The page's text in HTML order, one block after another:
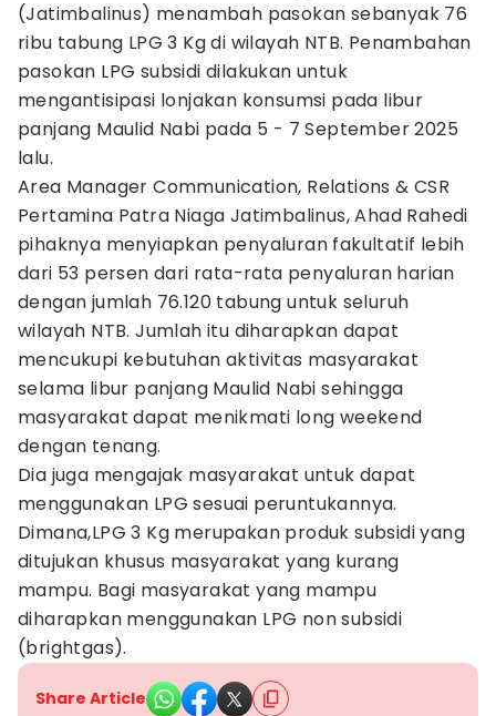
(Jatimbalinus) menambah pasokan sebanyak 76
ribu tabung LPG 3 Kg di wilayah NTB. Penambahan
pasokan LPG subsidi dilakukan untuk
mengantisipasi lonjakan konsumsi pada libur
panjang Maulid Nabi pada 5 - 7 September 2025
lalu.
Area Manager Communication, Relations & CSR
Pertamina Patra Niaga Jatimbalinus, Ahad Rahedi
pihaknya menyiapkan penyaluran fakultatif lebih
dari 53 persen dari rata-rata penyaluran harian
dengan jumlah 76.120 tabung untuk seluruh
wilayah NTB. Jumlah itu diharapkan dapat
mencukupi kebutuhan aktivitas masyarakat
selama libur panjang Maulid Nabi sehingga
masyarakat dapat menikmati long weekend
dengan tenang.
Dia juga mengajak masyarakat untuk dapat
menggunakan LPG sesuai peruntukannya.
Dimana,LPG 3 Kg merupakan produk subsidi yang
ditujukan khusus masyarakat yang kurang
mampu. Bagi masyarakat yang mampu
diharapkan menggunakan LPG non subsidi
(brightgas).
Share Article